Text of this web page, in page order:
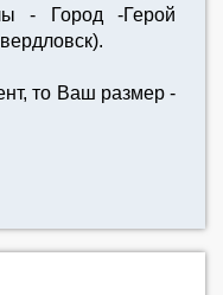
- Город -Герой
то Ваш размер -